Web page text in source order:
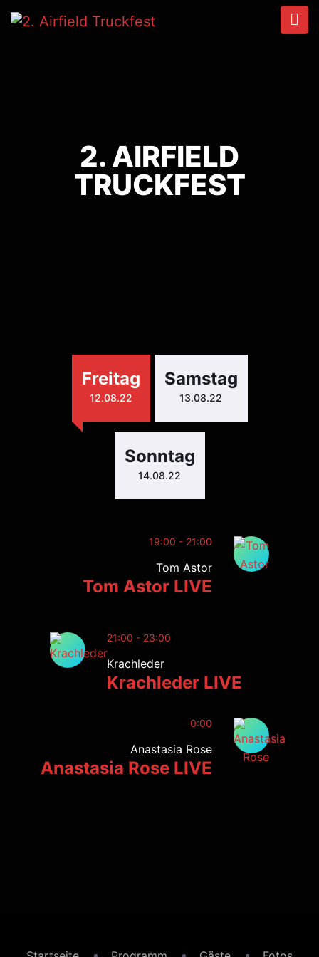
2. AIRFIELD
TRUCKFEST
Freitag
12.08.22
Samstag
13.08.22
Sonntag
14.08.22
19:00 - 21:00
Tom Astor
Tom Astor LIVE
21:00 - 23:00
Krachleder
Krachleder LIVE
0:00
Anastasia Rose
Anastasia Rose LIVE